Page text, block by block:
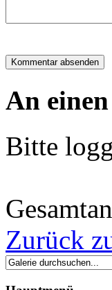
An
Bitte
Zurück